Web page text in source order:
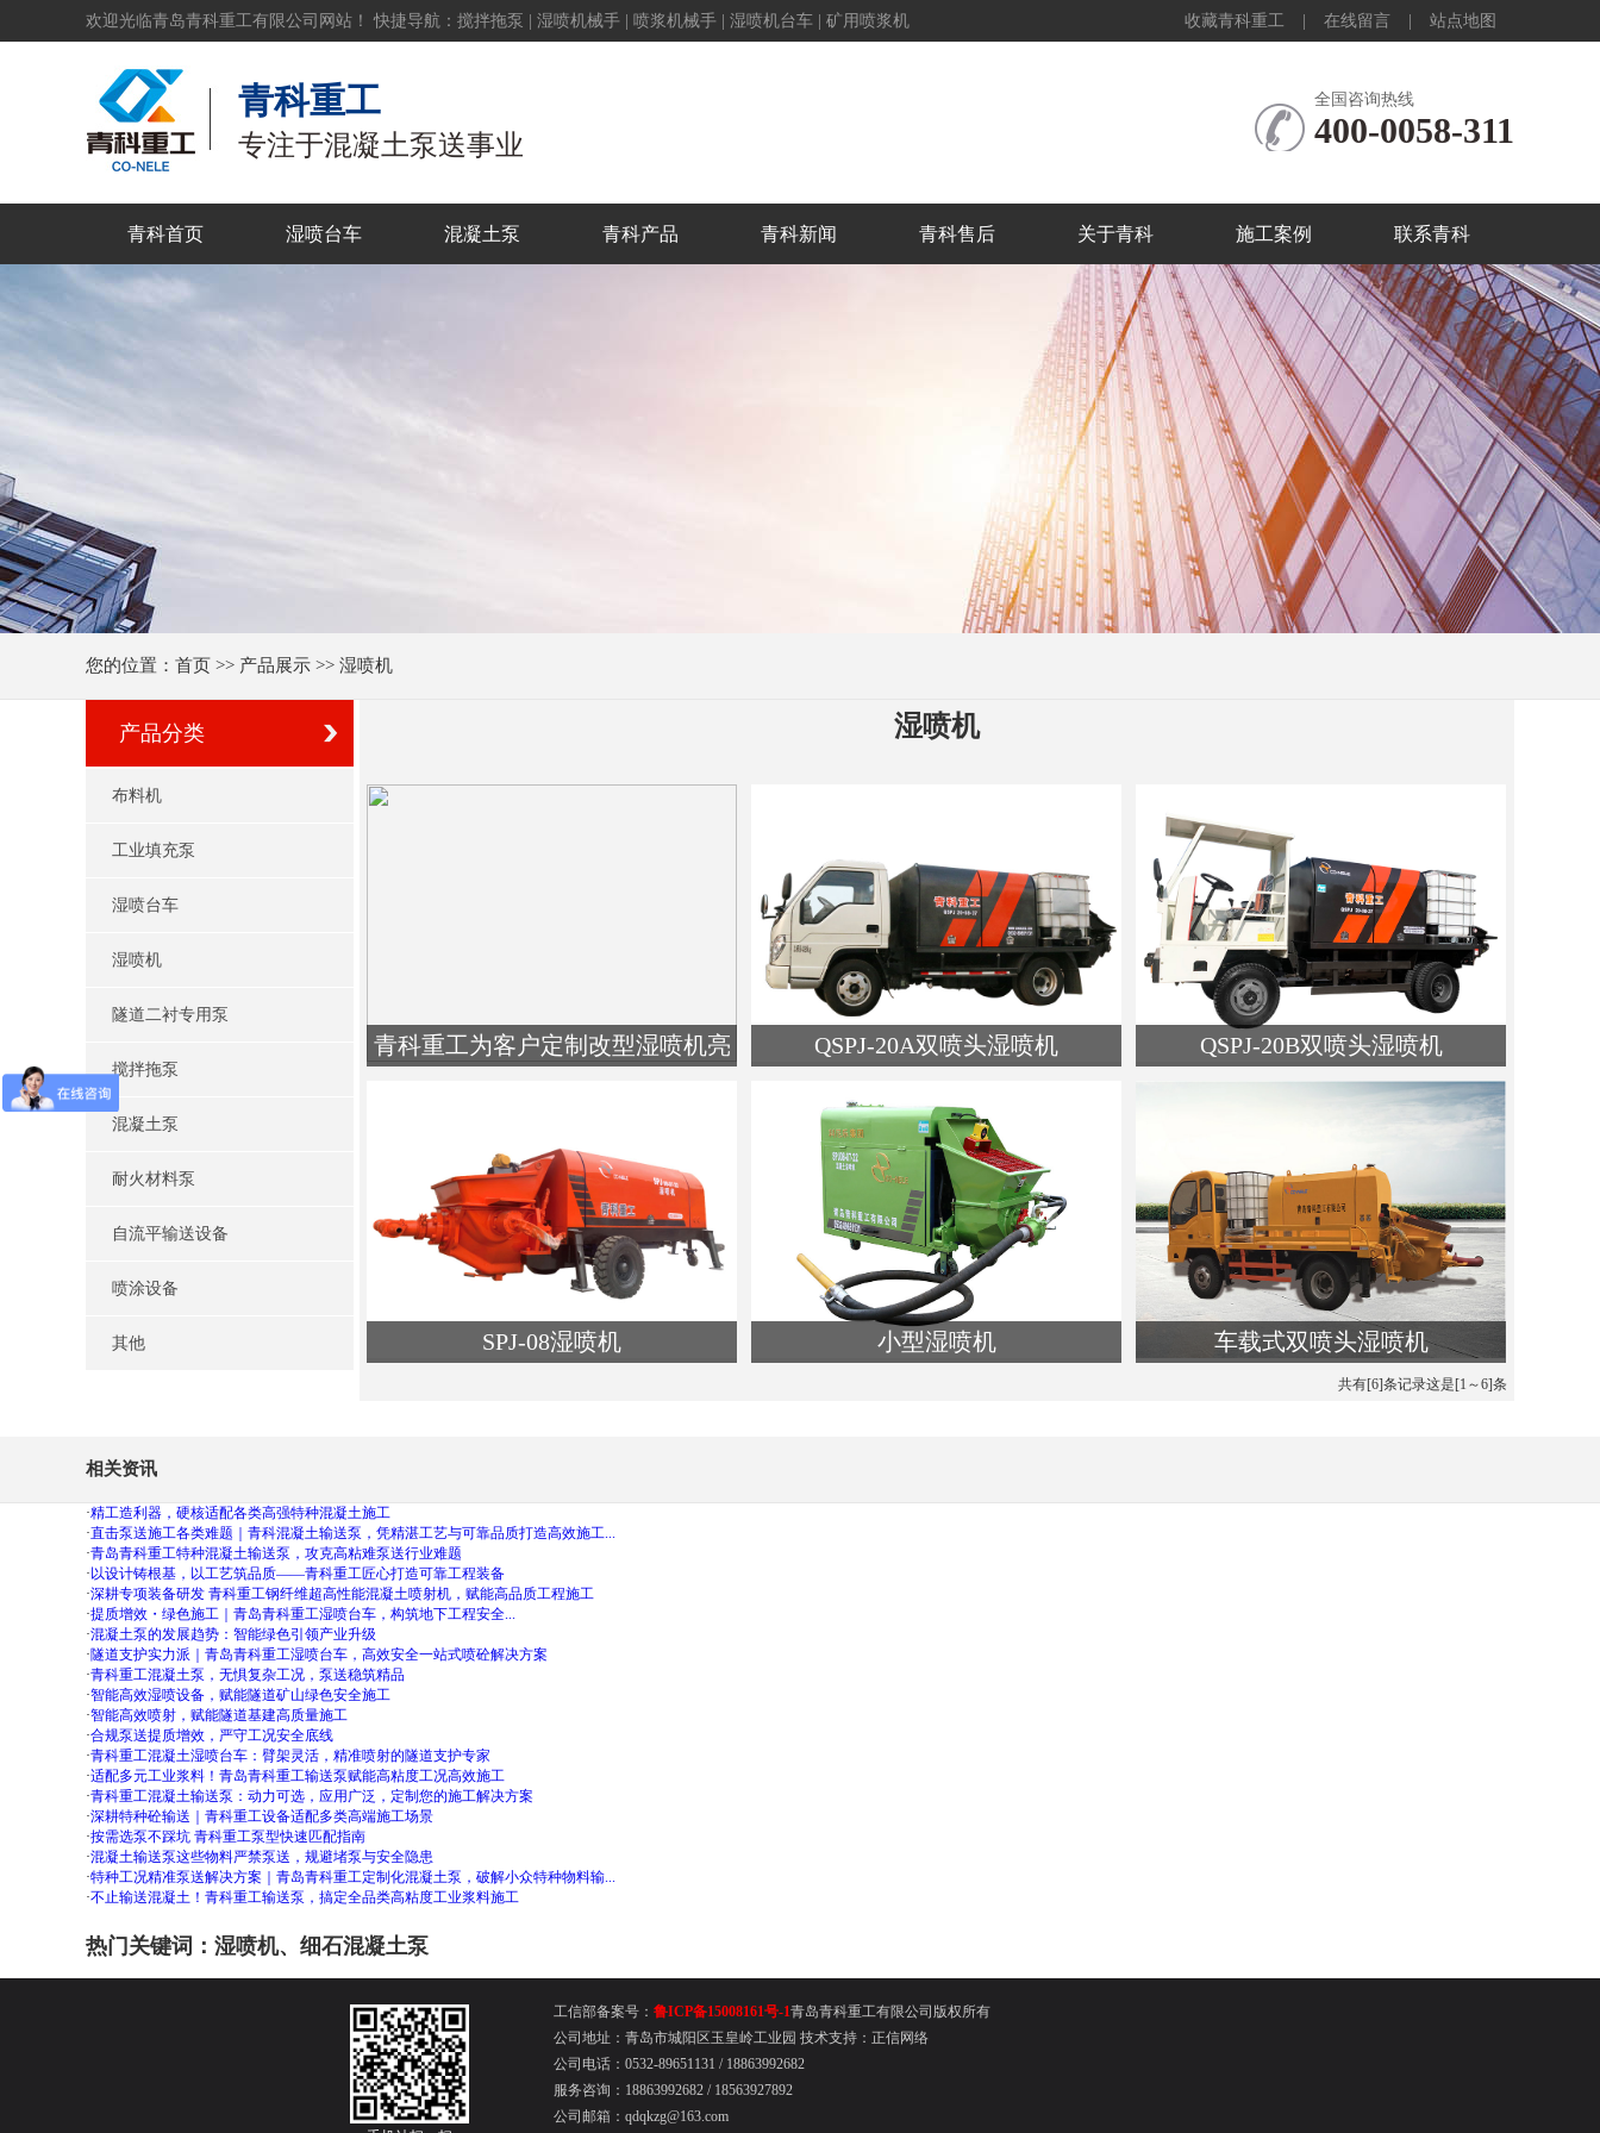
收藏青科重工 在线留言 站点地图
欢迎光临青岛青科重工有限公司网站！ 快捷导航： 搅拌拖泵 湿喷机械手 喷浆机械手 湿喷机台车 矿用喷浆机
青科重工
专注于混凝土泵送事业
全国咨询热线
400-0058-311
青科首页 湿喷台车 混凝土泵 青科产品 青科新闻 青科售后 关于青科 施工案例 联系青科
您的位置： 首页 >> 产品展示 >> 湿喷机
产品分类
布料机
工业填充泵
湿喷台车
湿喷机
隧道二衬专用泵
搅拌拖泵
混凝土泵
耐火材料泵
自流平输送设备
喷涂设备
其他
湿喷机
青科重工为客户定制改型湿喷机亮
查看详细介绍
QSPJ-20A双喷头湿喷机
查看详细介绍
QSPJ-20B双喷头湿喷机
类名:湿喷机
SPJ-08湿喷机 小型湿喷机 车载式双喷头湿喷机
类名:湿喷机
共有[6]条记录这是[1～6]条
相关资讯
·精工造利器，硬核适配各类高强特种混凝土施工
·直击泵送施工各类难题｜青科混凝土输送泵，凭精湛工艺与可靠品质打造高效施工...
·青岛青科重工特种混凝土输送泵，攻克高粘难泵送行业难题
· 以设计铸根基，以工艺筑品质——青科重工匠心打造可靠工程装备
·深耕专项装备研发 青科重工钢纤维超高性能混凝土喷射机，赋能高品质工程施工
·提质增效・绿色施工｜青岛青科重工湿喷台车，构筑地下工程安全...
·混凝土泵的发展趋势：智能绿色引领产业升级​
·隧道支护实力派｜青岛青科重工湿喷台车，高效安全一站式喷砼解决方案
·青科重工混凝土泵，无惧复杂工况，泵送稳筑精品
·智能高效湿喷设备，赋能隧道矿山绿色安全施工
·智能高效喷射，赋能隧道基建高质量施工
·合规泵送提质增效，严守工况安全底线
·青科重工混凝土湿喷台车：臂架灵活，精准喷射的隧道支护专家
·适配多元工业浆料！青岛青科重工输送泵赋能高粘度工况高效施工
·青科重工混凝土输送泵：动力可选，应用广泛，定制您的施工解决方案
·深耕特种砼输送｜青科重工设备适配多类高端施工场景
·按需选泵不踩坑 青科重工泵型快速匹配指南
·混凝土输送泵这些物料严禁泵送，规避堵泵与安全隐患
·特种工况精准泵送解决方案｜青岛青科重工定制化混凝土泵，破解小众特种物料输...
·不止输送混凝土！青科重工输送泵，搞定全品类高粘度工业浆料施工
热门关键词： 湿喷机、 细石混凝土泵
工信部备案号： 鲁ICP备15008161号-1青岛青科重工有限公司版权所有
公司地址：青岛市城阳区玉皇岭工业园 技术支持： 正信网络
公司电话：0532-89651131 / 18863992682
服务咨询：18863992682 / 18563927892
公司邮箱：qdqkzg@163.com